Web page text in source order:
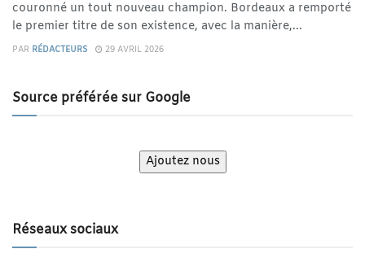
couronné un tout nouveau champion. Bordeaux a remporté
le premier titre de son existence, avec la manière,...
PAR RÉDACTEURS 29 AVRIL 2026
Source préférée sur Google
Ajoutez nous
Réseaux sociaux